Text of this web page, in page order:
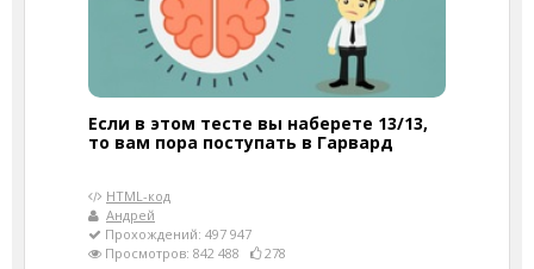
Если в этом тесте вы наберете 13/13,
то вам пора поступать в Гарвард
HTML-код
Андрей
Прохождений: 497 947
Просмотров: 842 488
278